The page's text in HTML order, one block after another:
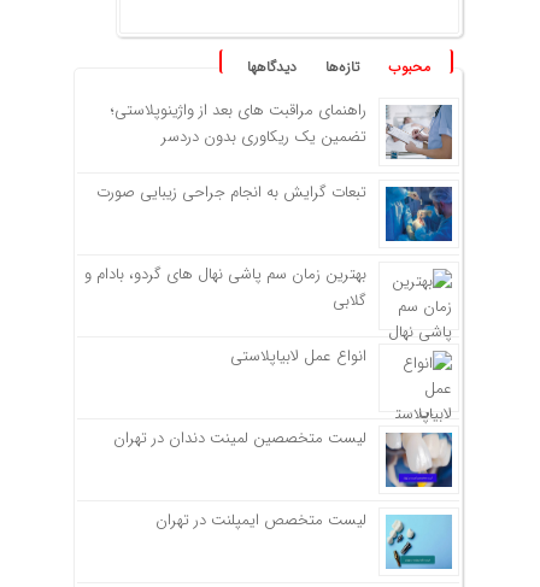
محبوب تازه‌ها دیدگاهها
راهنمای مراقبت های بعد از واژینوپلاستی؛
تضمین یک ریکاوری بدون دردسر
تبعات گرایش به انجام جراحی زیبایی صورت
بهترین زمان سم پاشی نهال های گردو، بادام و
گلابی
انواع عمل لابیاپلاستی
لیست متخصصین لمینت دندان در تهران
لیست متخصص ایمپلنت در تهران